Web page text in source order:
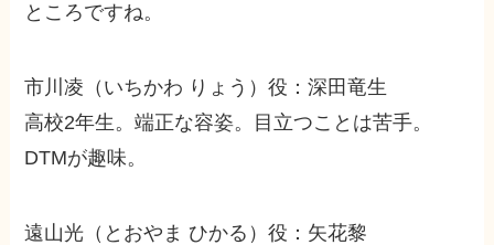
ところですね。
市川凌（いちかわ りょう）役：深田竜生
高校2年生。端正な容姿。目立つことは苦手。
DTMが趣味。
遠山光（とおやま ひかる）役：矢花黎